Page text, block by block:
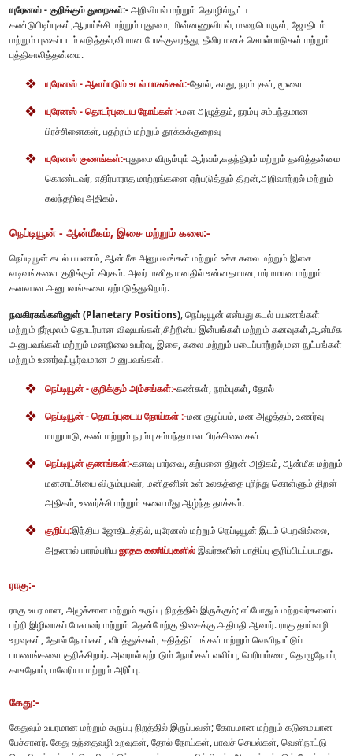
யுரேனஸ் - குறிக்கும் துறைகள்:-அறிவியல் மற்றும் தொழில்நுட்ப
கண்டுபிடிப்புகள்,ஆராய்ச்சி மற்றும் புதுமை, மின்னணுவியல், மறைபொருள், ஜோதிடம்
மற்றும் புகைப்படம் எடுத்தல்,விமான போக்குவரத்து, தீவிர மனச் செயல்பாடுகள் மற்றும்
புத்திசாலித்தன்மை.
யுரேனஸ் - ஆளப்படும் உடல் பாகங்கள்:-தோல், காது, நரம்புகள், மூளை
யுரேனஸ் - தொடர்புடைய நோய்கள் :-மன அழுத்தம், நரம்பு சம்பந்தமான
பிரச்சினைகள், பதற்றம் மற்றும் தூக்கக்குறைவு
யுரேனஸ் குணங்கள்:-புதுமை விரும்பும் ஆர்வம்,சுதந்திரம் மற்றும் தனித்தன்மை
கொண்டவர், எதிர்பாராத மாற்றங்களை ஏற்படுத்தும் திறன்,அறிவாற்றல் மற்றும்
கலந்தறிவு அதிகம்.
நெப்டியூன் - ஆன்மீகம், இசை மற்றும் கலை:-
நெப்டியூன் கடல் பயணம், ஆன்மீக அனுபவங்கள் மற்றும் உச்ச கலை மற்றும் இசை
வடிவங்களை குறிக்கும் கிரகம். அவர் மனித மனதில் உன்னதமான, மர்மமான மற்றும்
கனவான அனுபவங்களை ஏற்படுத்துகிறார்.
நவகிரகங்களினுள் (Planetary Positions), நெப்டியூன் என்பது கடல் பயணங்கள்
மற்றும் நீர்மூலம் தொடர்பான விஷயங்கள்,சிற்றின்ப இன்பங்கள் மற்றும் கனவுகள்,ஆன்மீக
அனுபவங்கள் மற்றும் மனநிலை உயர்வு, இசை, கலை மற்றும் படைப்பாற்றல்,மன நுட்பங்கள்
மற்றும் உணர்வுப்பூர்வமான அனுபவங்கள்.
நெப்டியூன் - குறிக்கும் அம்சங்கள்:-கண்கள், நரம்புகள், தோல்
நெப்டியூன் - தொடர்புடைய நோய்கள் :-மன குழப்பம், மன அழுத்தம், உணர்வு
மாறுபாடு, கண் மற்றும் நரம்பு சம்பந்தமான பிரச்சினைகள்
நெப்டியூன் குணங்கள்:-கனவு பார்வை, கற்பனை திறன் அதிகம், ஆன்மீக மற்றும்
மனசாட்சியை விரும்புபவர், மனிதனின் உள் உலகத்தை புரிந்து கொள்ளும் திறன்
அதிகம், உணர்ச்சி மற்றும் கலை மீது ஆழ்ந்த தாக்கம்.
குறிப்பு:இந்திய ஜோதிடத்தில், யுரேனஸ் மற்றும் நெப்டியூன் இடம் பெறவில்லை,
அதனால் பாரம்பரியஜாதக கணிப்புகளில்இவர்களின் பாதிப்பு குறிப்பிடப்படாது.
ராகு:-
ராகு உயரமான, அழுக்கான மற்றும் கருப்பு நிறத்தில் இருக்கும்; எப்போதும் மற்றவர்களைப்
பற்றி இழிவாகப் பேசுபவர் மற்றும் தென்மேற்கு திசைக்கு அதிபதி ஆவார். ராகு தாய்வழி
உறவுகள், தோல் நோய்கள், விபத்துக்கள், சதித்திட்டங்கள் மற்றும் வெளிநாட்டுப்
பயணங்களை குறிக்கிறார். அவரால் ஏற்படும் நோய்கள் வலிப்பு, பெரியம்மை, தொழுநோய்,
காசநோய், மலேரியா மற்றும் அரிப்பு.
கேது:-
கேதுவும் உயரமான மற்றும் கருப்பு நிறத்தில் இருப்பவன்; கோபமான மற்றும் கடுமையான
பேச்சாளர். கேது தந்தைவழி உறவுகள், தோல் நோய்கள், பாவச் செயல்கள், வெளிநாட்டு